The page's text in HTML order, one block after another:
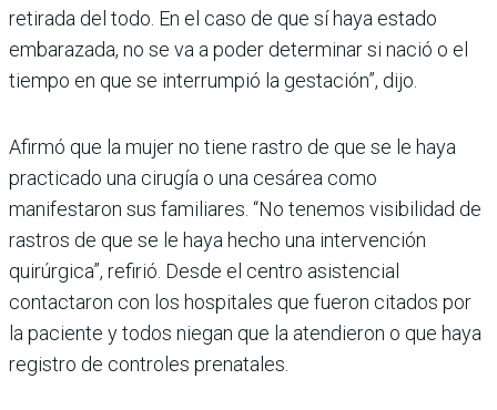
retirada del todo. En el caso de que sí haya estado
emba­razada, no se va a poder deter­minar si nació o el
tiempo en que se interrumpió la gesta­ción”, dijo.
Afirmó que la mujer no tiene rastro de que se le haya
prac­ticado una cirugía o una cesá­rea como
manifestaron sus familiares. “No tenemos visibilidad de
rastros de que se le haya hecho una inter­vención
quirúrgica”, refirió. Desde el centro asistencial
contactaron con los hospita­les que fueron citados por
la paciente y todos niegan que la atendieron o que haya
regis­tro de controles prenatales.